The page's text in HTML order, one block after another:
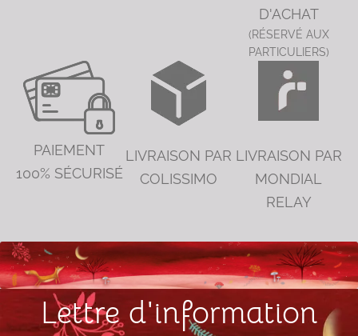
D'ACHAT
(RÉSERVÉ AUX
PARTICULIERS)
PAIEMENT
100% SÉCURISÉ
LIVRAISON PAR
COLISSIMO
LIVRAISON PAR
MONDIAL
RELAY
Lettre d'information